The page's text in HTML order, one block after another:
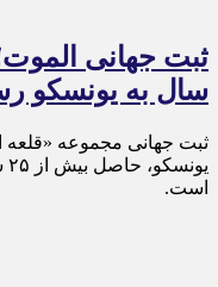
سال به یونسکو
ثبت جهانی مجموعه «قلعه
است.